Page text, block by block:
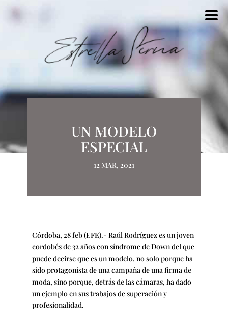
UN MODELO
ESPECIAL
12 MAR, 2021
Córdoba, 28 feb (EFE).- Raúl Rodríguez es un joven
cordobés de 32 años con síndrome de Down del que
puede decirse que es un modelo, no solo porque ha
sido protagonista de una campaña de una firma de
moda, sino porque, detrás de las cámaras, ha dado
un ejemplo en sus trabajos de superación y
profesionalidad.